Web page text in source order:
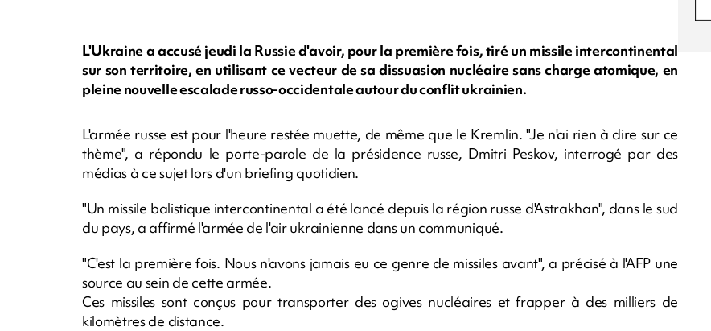
L'Ukraine a accusé jeudi la Russie d'avoir, pour la première fois, tiré un missile intercontinental
sur son territoire, en utilisant ce vecteur de sa dissuasion nucléaire sans charge atomique, en
pleine nouvelle escalade russo-occidentale autour du conflit ukrainien.
L'armée russe est pour l'heure restée muette, de même que le Kremlin. "Je n'ai rien à dire sur ce
thème", a répondu le porte-parole de la présidence russe, Dmitri Peskov, interrogé par des
médias à ce sujet lors d'un briefing quotidien.
"Un missile balistique intercontinental a été lancé depuis la région russe d'Astrakhan", dans le sud
du pays, a affirmé l'armée de l'air ukrainienne dans un communiqué.
"C'est la première fois. Nous n'avons jamais eu ce genre de missiles avant", a précisé à l'AFP une
source au sein de cette armée.
Ces missiles sont conçus pour transporter des ogives nucléaires et frapper à des milliers de
kilomètres de distance.